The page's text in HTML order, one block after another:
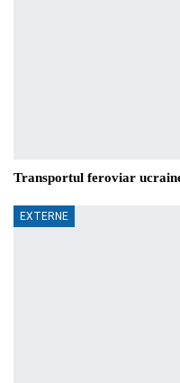
Transportul feroviar
EXTERNE